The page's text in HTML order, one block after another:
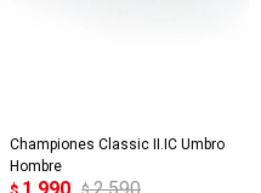
Championes Classic II.IC Umbro
Hombre